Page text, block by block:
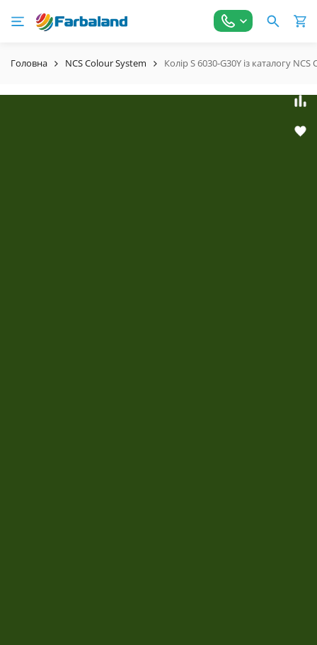
Головна NCS Colour System Колір S 6030-G30Y із каталогу